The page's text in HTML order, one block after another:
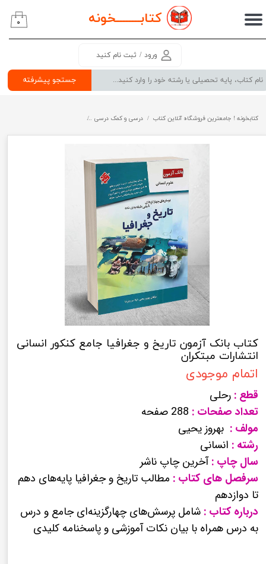
کتابــــــــخونه
جستجو پیشرفته
ورود / ثبت نام کنید
حساب کاربری من
سفارشات
۰
کتابخونه ! جامعترین فروشگاه آنلاین کتاب درسی و کمک درسی
کتاب بانک آزمون تاریخ و جغرافیا جامع کنکور انسانی
انتشارات مبتکران
اتمام موجودی
قطع : رحلی
تعداد صفحات :
مولف : بهروز یحیی
رشته : انسانی
سال چاپ :آخرین چاپ ناشر
سرفصل های کتاب : مطالب تاریخ و جغرافیا پایه‌های دهم
تا دوازدهم
درباره کتاب : شامل پرسش‌های چهارگزینه‌ای جامع و درس
به درس همراه با بیان نکات آموزشی و پاسخنامه کلیدی